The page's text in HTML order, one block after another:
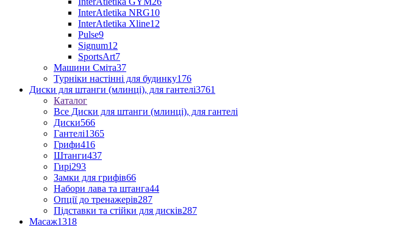
InterAtletika NRG10
InterAtletika Xline12
Pulse9
Signum12
SportsArt7
Машини Сміта37
Турніки настінні для будинку176
Диски для штанги (млинці), для гантелі3761
Каталог
Все Диски для штанги (млинці), для гантелі
Диски566
Гантелі1365
Грифи416
Штанги437
Гирі293
Замки для грифів66
Набори лава та штанга44
Опції до тренажерів287
Підставки та стійки для дисків287
Масаж1318